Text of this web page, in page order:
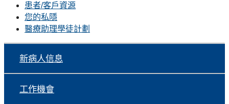
患者/客戶資源
您的私隱
醫療助理學徒計劃
新病人信息
工作機會